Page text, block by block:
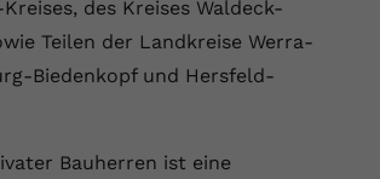
des Kreises Waldeck-
Teilen der Landkreise Werra-
Biedenkopf und Hersfeld-
Bauherren ist eine
1 Jahr
Einstellungen. Unter anderem eine
vorgenommen Einstellungen, falls der
wiederzuerkennen und statistische
Informationen zur Nutzung der
Website zu erfassen.
_gcl au
Wird von Google Ads für das
Informationen anzeigen
unserer Website externe Inhalte,